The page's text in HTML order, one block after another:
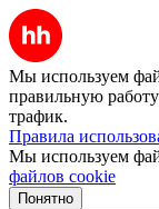
Мы используем
правильную
трафик.
Правила
Мы используем
файлов cookie
Понятно